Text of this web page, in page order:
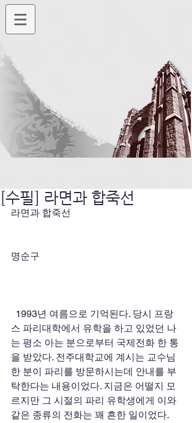
[수필] 라면과 합죽선
라면과 합죽선
명순구
스 파리대학에서 유학을 하고 있었던 나
는 평소 아는 분으로부터 국제전화 한 통
을 받았다. 전주대학교에 계시는 교수님
한 분이 파리를 방문하시는데 안내를 부
탁한다는 내용이었다. 지금은 어떨지 모
르지만 그 시절의 파리 유학생에게 이와
같은 종류의 전화는 꽤 흔한 일이었다.